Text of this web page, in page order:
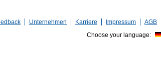
Unternehmen Karriere Impressum AGB
Choose your language: